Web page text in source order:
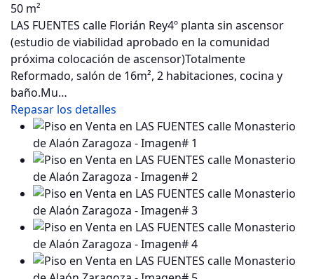
50 m²
LAS FUENTES calle Florián Rey4º planta sin ascensor
(estudio de viabilidad aprobado en la comunidad
próxima colocación de ascensor)Totalmente
Reformado, salón de 16m², 2 habitaciones, cocina y
baño.Mu…
Repasar los detalles